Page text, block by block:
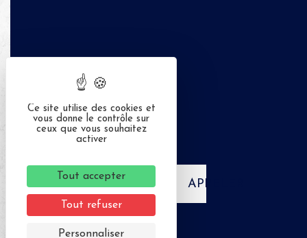
APPELER
Ce site utilise des cookies et
vous donne le contrôle sur
ceux que vous souhaitez
activer
Tout accepter
Tout refuser
Personnaliser